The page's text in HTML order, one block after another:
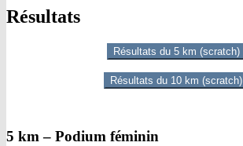
Résultats
Résultats du 5 km (scratch)
Résultats du 10 km (scratch)
5 km – Podium féminin